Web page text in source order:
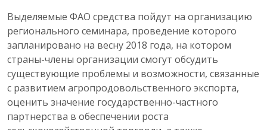
Выделяемые ФАО средства пойдут на организацию
регионального семинара, проведение которого
запланировано на весну 2018 года, на котором
страны-члены организации смогут обсудить
существующие проблемы и возможности, связанные
с развитием агропродовольственного экспорта,
оценить значение государственно-частного
партнерства в обеспечении роста